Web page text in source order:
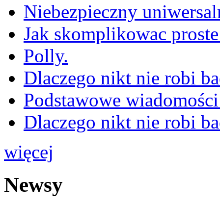
Niebezpieczny
Jak skomplikowac
Polly.
Dlaczego nikt nie robi
Podstawowe
Dlaczego nikt nie robi
więcej
Newsy